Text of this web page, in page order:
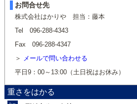
お問合せ先
株式会社はかりや 担当：藤本
Tel 096-288-4343
Fax 096-288-4347
メールで問い合わせる
平日9：00～13:00（土日祝はお休み）
重さをはかる